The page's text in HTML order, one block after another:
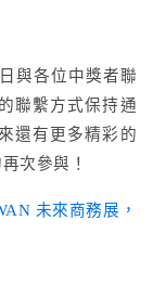
與各位中獎者聯
聯繫方式保持通
還有更多精彩的
次參與！
未來商務展，